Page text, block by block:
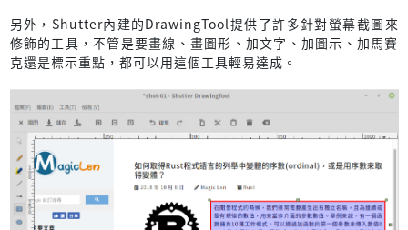
另外，Shutter內建的DrawingTool提供了許多針對螢幕截圖來
修飾的工具，不管是要畫線、畫圖形、加文字、加圖示、加馬賽
克還是標示重點，都可以用這個工具輕易達成。